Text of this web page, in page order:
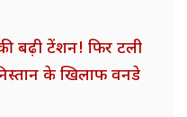
बढ़ी टेंशन! फिर टली
के खिलाफ वनडे